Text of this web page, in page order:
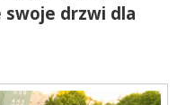
drzwi dla